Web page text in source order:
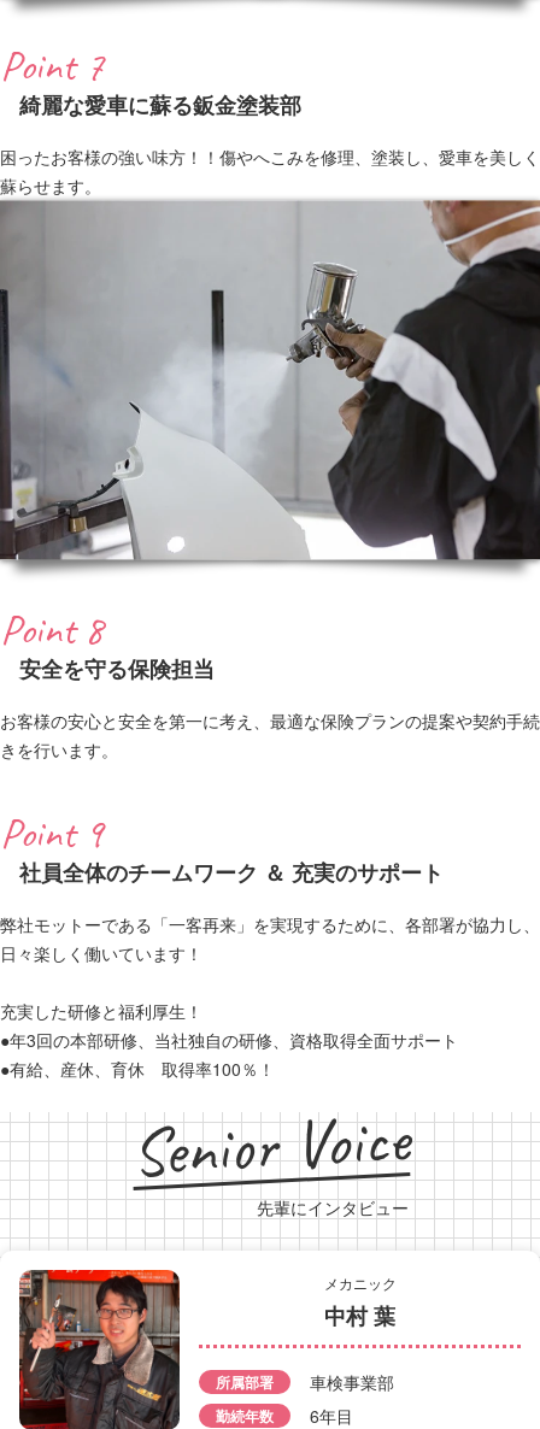
Point 7
綺麗な愛車に蘇る鈑金塗装部
困ったお客様の強い味方！！傷やへこみを修理、塗装し、愛車を美しく
蘇らせます。
Point 8
安全を守る保険担当
お客様の安心と安全を第一に考え、最適な保険プランの提案や契約手続
きを行います。
Point 9
社員全体のチームワーク ＆ 充実のサポート
弊社モットーである「一客再来」を実現するために、各部署が協力し、
日々楽しく働いています！
充実した研修と福利厚生！
●年3回の本部研修、当社独自の研修、資格取得全面サポート
●有給、産休、育休 取得率100％！
Senior Voice
先輩にインタビュー
メカニック
中村 葉
所属部署 車検事業部
勤続年数 6年目
フロント受付
福島 幸紀
所属部署所属部署